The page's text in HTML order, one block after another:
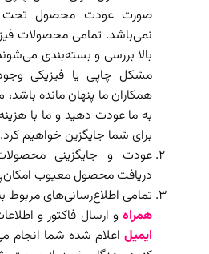
صورت عودت محصول تحت
نمی‌باشد. تمامی محصولات
بالا بررسی و بسته‌بندی
مشکل چاپی یا فیزیکی
همکاران ما پنهان مانده
به ما عودت دهید و ما با
برای شما جایگزین خواهیم کرد.
عودت و جایگزینی
دریافت محصول معیوب
تمامی اطلاع‌رسانی‌های مربوط
همراهو ارسال فاکتور و
ایمیل اعلام شده شما انجام